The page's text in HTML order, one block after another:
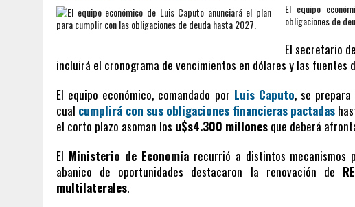
El equipo
obligaciones de
El secretario
incluirá el cronograma de vencimientos en dólares y las fuentes
El equipo económico, comandado por Luis Caputo, se
cual cumplirá con sus obligaciones financieras pactadas
el corto plazo asoman los u$s4.300 millones que deberá
El Ministerio de Economíarecurrió a distintos mecanismos
abanico de oportunidades destacaron la renovación de
multilaterales.